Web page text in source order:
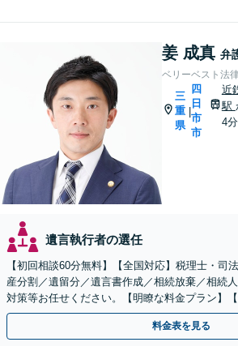
姜 成真 弁
ベリーベスト法
三
重
県
|
四
日
市
市
近
駅
4分
遺言執行者の選任
【初回相談60分無料】【全国対応】税理士・司
産分割／遺留分／遺言書作成／相続放棄／相続
対策等お任せください。【明瞭な料金プラン】
話相談可】
料金表を見る